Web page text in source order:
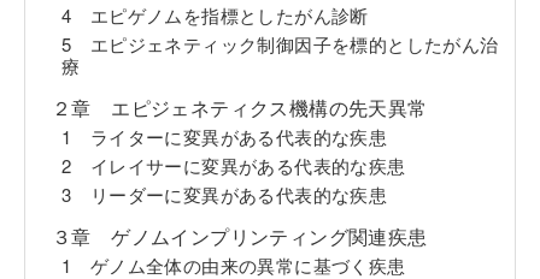
4 エピゲノムを指標としたがん診断
5 エピジェネティック制御因子を標的としたがん治
療
２章 エピジェネティクス機構の先天異常
1 ライターに変異がある代表的な疾患
2 イレイサーに変異がある代表的な疾患
3 リーダーに変異がある代表的な疾患
３章 ゲノムインプリンティング関連疾患
1 ゲノム全体の由来の異常に基づく疾患